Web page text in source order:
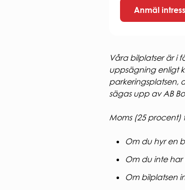
Anmäl
Våra bilplatser är i
uppsägning enligt
parkeringsplatsen,
sägas upp av AB
Moms (25 procent)
Om du hyr en
Om du inte har
Om bilplatsen